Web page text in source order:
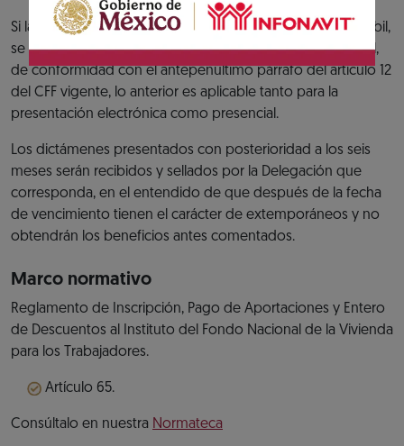
Si la fecha límite para presentar el Dictamen es un día inhábil,
se prorroga el plazo para presentarlo al siguiente día hábil,
de conformidad con el antepenúltimo párrafo del artículo 12
del CFF vigente, lo anterior es aplicable tanto para la
presentación electrónica como presencial.
Los dictámenes presentados con posterioridad a los seis
meses serán recibidos y sellados por la Delegación que
corresponda, en el entendido de que después de la fecha
de vencimiento tienen el carácter de extemporáneos y no
obtendrán los beneficios antes comentados.
Marco normativo
Reglamento de Inscripción, Pago de Aportaciones y Entero
de Descuentos al Instituto del Fondo Nacional de la Vivienda
para los Trabajadores.
Artículo 65.
Consúltalo en nuestra Normateca